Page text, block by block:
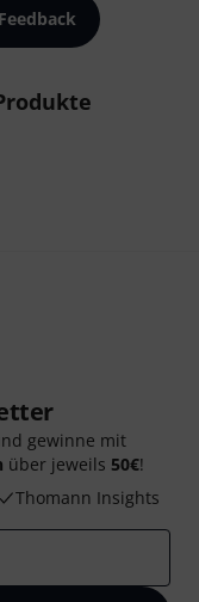
gewinne mit
über jeweils 50€!
Thomann Insights